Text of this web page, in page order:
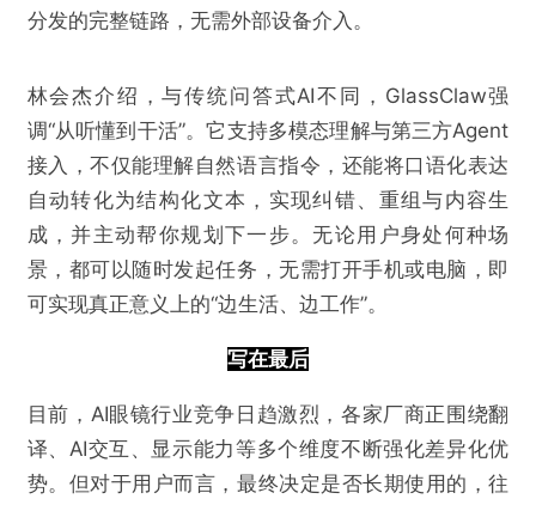
分发的完整链路，无需外部设备介入。
林会杰介绍，与传统问答式AI不同，GlassClaw强
调“从听懂到干活”。它支持多模态理解与第三方Agent
接入，不仅能理解自然语言指令，还能将口语化表达
自动转化为结构化文本，实现纠错、重组与内容生
成，并主动帮你规划下一步。无论用户身处何种场
景，都可以随时发起任务，无需打开手机或电脑，即
可实现真正意义上的“边生活、边工作”。
写在最后
目前，AI眼镜行业竞争日趋激烈，各家厂商正围绕翻
译、AI交互、显示能力等多个维度不断强化差异化优
势。但对于用户而言，最终决定是否长期使用的，往